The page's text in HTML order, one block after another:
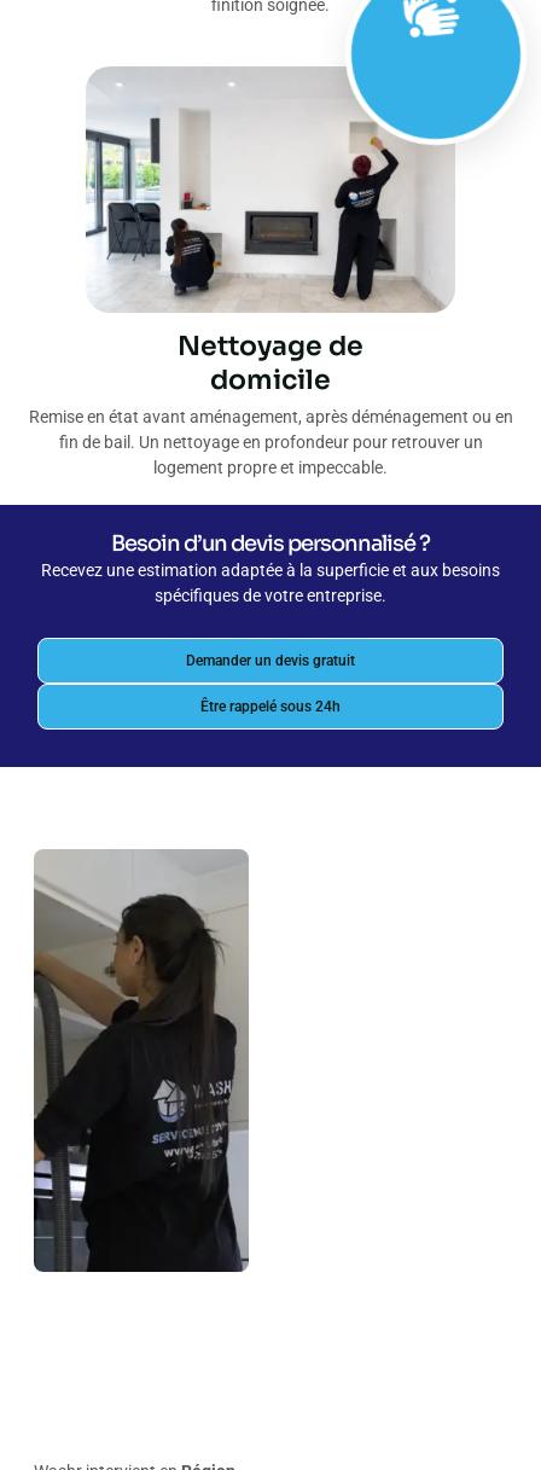
finition soignée.
Nettoyage de
domicile
Remise en état avant aménagement, après déménagement ou en
fin de bail. Un nettoyage en profondeur pour retrouver un
logement propre et impeccable.
Besoin d’un devis personnalisé ?
Recevez une estimation adaptée à la superficie et aux besoins
spécifiques de votre entreprise.
Demander un devis gratuit
Être rappelé sous 24h